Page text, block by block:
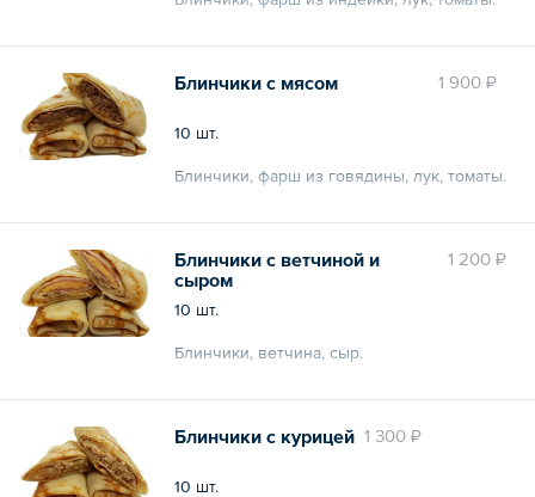
1 900 ₽
Блинчики с мясом
10 шт.
Блинчики, фарш из говядины, лук, томаты.
1 200 ₽
Блинчики с ветчиной и
сыром
10 шт.
Блинчики, ветчина, сыр.
1 300 ₽
Блинчики с курицей
10 шт.